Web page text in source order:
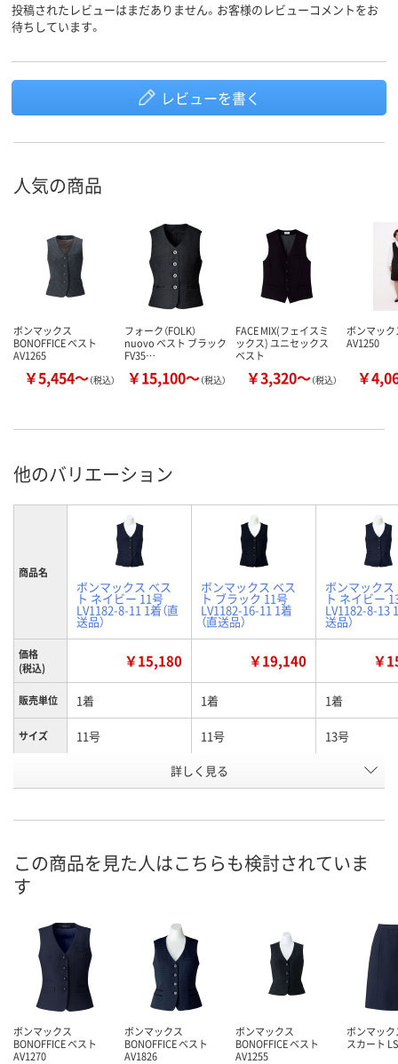
投稿されたレビューはまだありません。お客様のレビューコメントをお
待ちしています。
レビューを書く
人気の商品
ボンマックス
BONOFFICE ベスト
AV1265
￥5,454～（税込）
フォーク（FOLK）
nuovo ベスト ブラック
FV35…
￥15,100～（税込）
FACE MIX(フェイスミ
ックス) ユニセックス
ベスト
￥3,320～（税込）
ボンマック
AV1250
￥
他のバリエーション
商品名
ボンマックス ベス
ト ネイビー 11号
LV1182-8-11 1着（直
送品）
ボンマックス ベス
ト ブラック 11号
LV1182-16-11 1着
（直送品）
ボンマックス
ト ネイビー
LV1182-8-13
送品）
価格
(税込)
￥15,180 ￥19,140 ￥
販売単位 1着 1着 1着
サイズ 11号 11号 13号
ブラック ネイビー
号
お届け日
メーカー都合により
販売停止中です
カゴへ
詳しく見る
この商品を見た人はこちらも検討されていま
す
ボンマックス
BONOFFICE ベスト
AV1270
ボンマックス
BONOFFICE ベスト
AV1826
ボンマックス
BONOFFICE ベスト
AV1255
ボンマック
スカート